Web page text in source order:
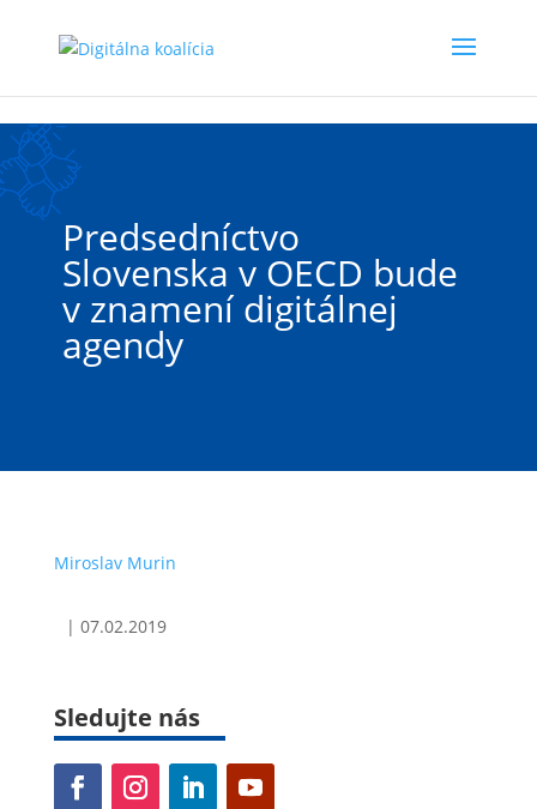
Predsedníctvo
Slovenska v OECD bude
v znamení digitálnej
agendy
Miroslav Murin
| 07.02.2019
Sledujte nás